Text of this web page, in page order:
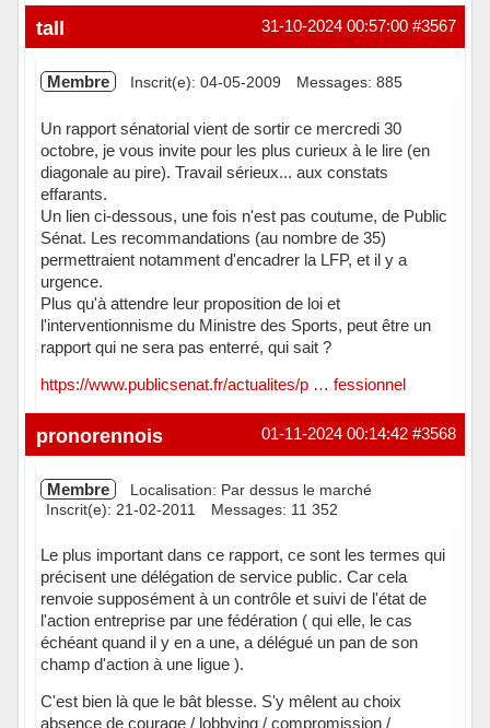
Hors ligne #3567
31-10-2024 00:57:00
tall
Membre Inscrit(e): 04-05-2009 Messages: 885
Un rapport sénatorial vient de sortir ce mercredi 30
octobre, je vous invite pour les plus curieux à le lire (en
diagonale au pire). Travail sérieux... aux constats
effarants.
Un lien ci-dessous, une fois n'est pas coutume, de Public
Sénat. Les recommandations (au nombre de 35)
permettraient notamment d'encadrer la LFP, et il y a
urgence.
Plus qu'à attendre leur proposition de loi et
l'interventionnisme du Ministre des Sports, peut être un
rapport qui ne sera pas enterré, qui sait ?
https://www.publicsenat.fr/actualites/p … fessionnel
Hors ligne #3568
01-11-2024 00:14:42
pronorennois
Membre
Localisation: Par dessus le marché
Inscrit(e): 21-02-2011
Messages: 11 352
Le plus important dans ce rapport, ce sont les termes qui
précisent une délégation de service public. Car cela
renvoie supposément à un contrôle et suivi de l'état de
l'action entreprise par une fédération ( qui elle, le cas
échéant quand il y en a une, a délégué un pan de son
champ d'action à une ligue ).
C'est bien là que le bât blesse. S'y mêlent au choix
absence de courage / lobbying / compromission /